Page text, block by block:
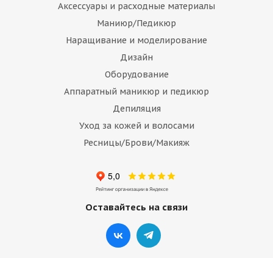
Аксессуары и расходные материалы
Маниюр/Педикюр
Наращивание и моделирование
Дизайн
Оборудование
Аппаратный маникюр и педикюр
Депиляция
Уход за кожей и волосами
Ресницы/Брови/Макияж
Оставайтесь на связи